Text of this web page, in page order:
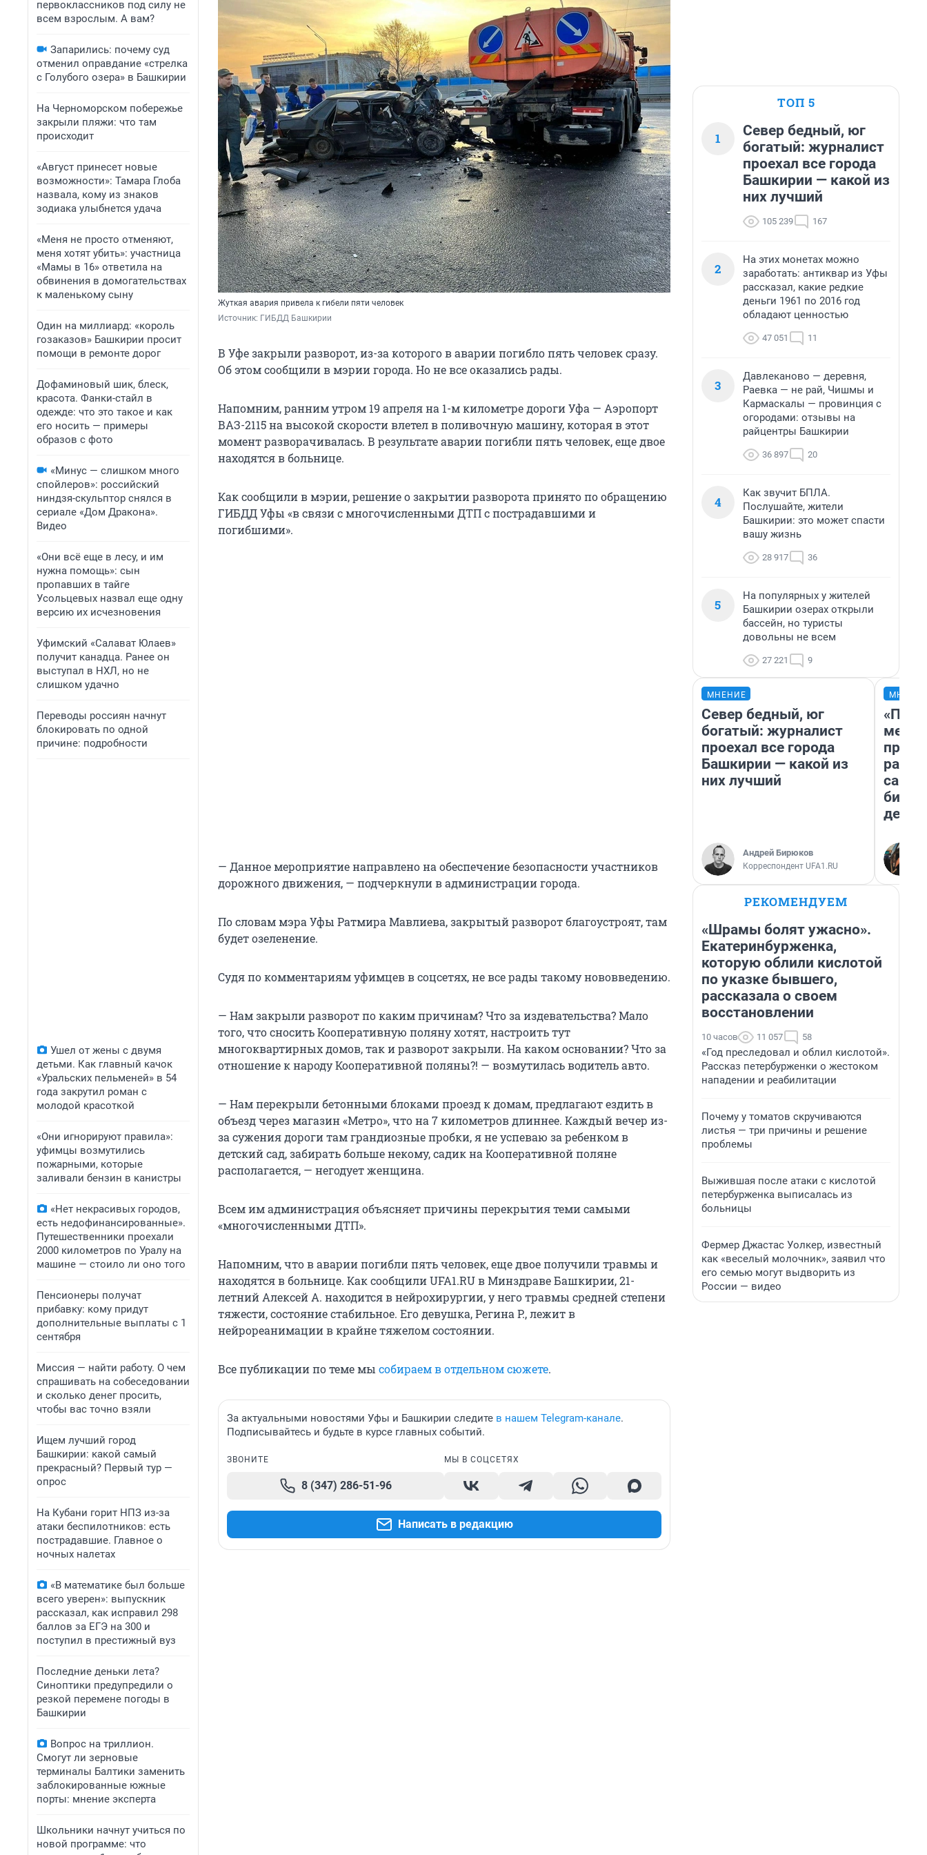
первоклассников под силу не
всем взрослым. А вам?
Запарились: почему суд
отменил оправдание «стрелка
с Голубого озера» в Башкирии
На Черноморском побережье
закрыли пляжи: что там
происходит
«Август принесет новые
возможности»: Тамара Глоба
назвала, кому из знаков
зодиака улыбнется удача
«Меня не просто отменяют,
меня хотят убить»: участница
«Мамы в 16» ответила на
обвинения в домогательствах
к маленькому сыну
Один на миллиард: «король
гозаказов» Башкирии просит
помощи в ремонте дорог
Дофаминовый шик, блеск,
красота. Фанки-стайл в
одежде: что это такое и как
его носить — примеры
образов с фото
«Минус — слишком много
спойлеров»: российский
ниндзя-скульптор снялся в
сериале «Дом Дракона».
Видео
«Они всё еще в лесу, и им
нужна помощь»: сын
пропавших в тайге
Усольцевых назвал еще одну
версию их исчезновения
Уфимский «Салават Юлаев»
получит канадца. Ранее он
выступал в НХЛ, но не
слишком удачно
Переводы россиян начнут
блокировать по одной
причине: подробности
Ушел от жены с двумя
детьми. Как главный качок
«Уральских пельменей» в 54
года закрутил роман с
молодой красоткой
«Они игнорируют правила»:
уфимцы возмутились
пожарными, которые
заливали бензин в канистры
«Нет некрасивых городов,
есть недофинансированные».
Путешественники проехали
2000 километров по Уралу на
машине — стоило ли оно того
Пенсионеры получат
прибавку: кому придут
дополнительные выплаты с 1
сентября
Миссия — найти работу. О чем
спрашивать на собеседовании
и сколько денег просить,
чтобы вас точно взяли
Ищем лучший город
Башкирии: какой самый
прекрасный? Первый тур —
опрос
На Кубани горит НПЗ из-за
атаки беспилотников: есть
пострадавшие. Главное о
ночных налетах
«В математике был больше
всего уверен»: выпускник
рассказал, как исправил 298
баллов за ЕГЭ на 300 и
поступил в престижный вуз
Последние деньки лета?
Синоптики предупредили о
резкой перемене погоды в
Башкирии
Вопрос на триллион.
Смогут ли зерновые
терминалы Балтики заменить
заблокированные южные
порты: мнение эксперта
Школьники начнут учиться по
новой программе: что
Жуткая авария привела к гибели пяти человек
Источник: ГИБДД Башкирии
В Уфе закрыли разворот, из-за которого в аварии погибло пять человек сразу.
Об этом сообщили в мэрии города. Но не все оказались рады.
Напомним, ранним утром 19 апреля на 1-м километре дороги Уфа — Аэропорт
ВАЗ-2115 на высокой скорости влетел в поливочную машину, которая в этот
момент разворачивалась. В результате аварии погибли пять человек, еще двое
находятся в больнице.
Как сообщили в мэрии, решение о закрытии разворота принято по обращению
ГИБДД Уфы «в связи с многочисленными ДТП с пострадавшими и
погибшими».
— Данное мероприятие направлено на обеспечение безопасности участников
дорожного движения, — подчеркнули в администрации города.
По словам мэра Уфы Ратмира Мавлиева, закрытый разворот благоустроят, там
будет озеленение.
Судя по комментариям уфимцев в соцсетях, не все рады такому нововведению.
— Нам закрыли разворот по каким причинам? Что за издевательства? Мало
того, что сносить Кооперативную поляну хотят, настроить тут
многоквартирных домов, так и разворот закрыли. На каком основании? Что за
отношение к народу Кооперативной поляны?! — возмутилась водитель авто.
— Нам перекрыли бетонными блоками проезд к домам, предлагают ездить в
объезд через магазин «Метро», что на 7 километров длиннее. Каждый вечер из-
за сужения дороги там грандиозные пробки, я не успеваю за ребенком в
детский сад, забирать больше некому, садик на Кооперативной поляне
располагается, — негодует женщина.
Всем им администрация объясняет причины перекрытия теми самыми
«многочисленными ДТП».
Напомним, что в аварии погибли пять человек, еще двое получили травмы и
находятся в больнице. Как сообщили UFA1.RU в Минздраве Башкирии, 21-
летний Алексей А. находится в нейрохирургии, у него травмы средней степени
тяжести, состояние стабильное. Его девушка, Регина Р., лежит в
нейрореанимации в крайне тяжелом состоянии.
Все публикации по теме мы собираем в отдельном сюжете.
За актуальными новостями Уфы и Башкирии следите в нашем Telegram-канале.
Подписывайтесь и будьте в курсе главных событий.
ЗВОНИТЕ
8 (347) 286-51-96
МЫ В СОЦСЕТЯХ
Написать в редакцию
ТОП 5
1
Север бедный, юг
богатый: журналист
проехал все города
Башкирии — какой из
них лучший
105 239 167
2
На этих монетах можно
заработать: антиквар из Уфы
рассказал, какие редкие
деньги 1961 по 2016 год
обладают ценностью
47 051 11
3
Давлеканово — деревня,
Раевка — не рай, Чишмы и
Кармаскалы — провинция с
огородами: отзывы на
райцентры Башкирии
36 897 20
4
Как звучит БПЛА.
Послушайте, жители
Башкирии: это может спасти
вашу жизнь
28 917 36
5
На популярных у жителей
Башкирии озерах открыли
бассейн, но туристы
довольны не всем
27 221 9
МНЕНИЕ
Север бедный, юг
богатый: журналист
проехал все города
Башкирии — какой из
них лучший
Андрей Бирюков
Корреспондент UFA1.RU
РЕКОМЕНДУЕМ
«Шрамы болят ужасно».
Екатеринбурженка,
которую облили кислотой
по указке бывшего,
рассказала о своем
восстановлении
10 часов 11 057 58
«Год преследовал и облил кислотой».
Рассказ петербурженки о жестоком
нападении и реабилитации
Почему у томатов скручиваются
листья — три причины и решение
проблемы
Выжившая после атаки с кислотой
петербурженка выписалась из
больницы
Фермер Джастас Уолкер, известный
как «веселый молочник», заявил что
его семью могут выдворить из
России — видео